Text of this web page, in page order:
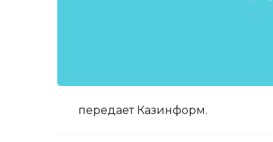
передает Казинформ.